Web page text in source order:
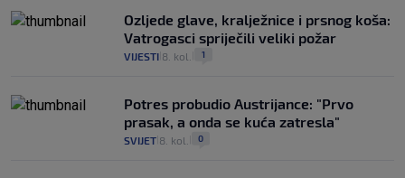
Ozljede glave, kralježnice i prsnog koša:
Vatrogasci spriječili veliki požar
VIJESTI 8. kol. 1
Potres probudio Austrijance: "Prvo
prasak, a onda se kuća zatresla"
SVIJET 8. kol. 0